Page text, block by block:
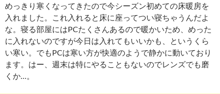
めっきり寒くなってきたので今シーズン初めての床暖房を
入れました。これ入れると床に座ってつい寝ちゃうんだよ
な。寝る部屋にはPCたくさんあるので暖かいため、めった
に入れないのですが今日は入れてもいいかも、というくら
い寒い。でもPCは寒い方が快適のようで静かに動いており
ます。はー、週末は特にやることもないのでレンズでも磨
くか…。